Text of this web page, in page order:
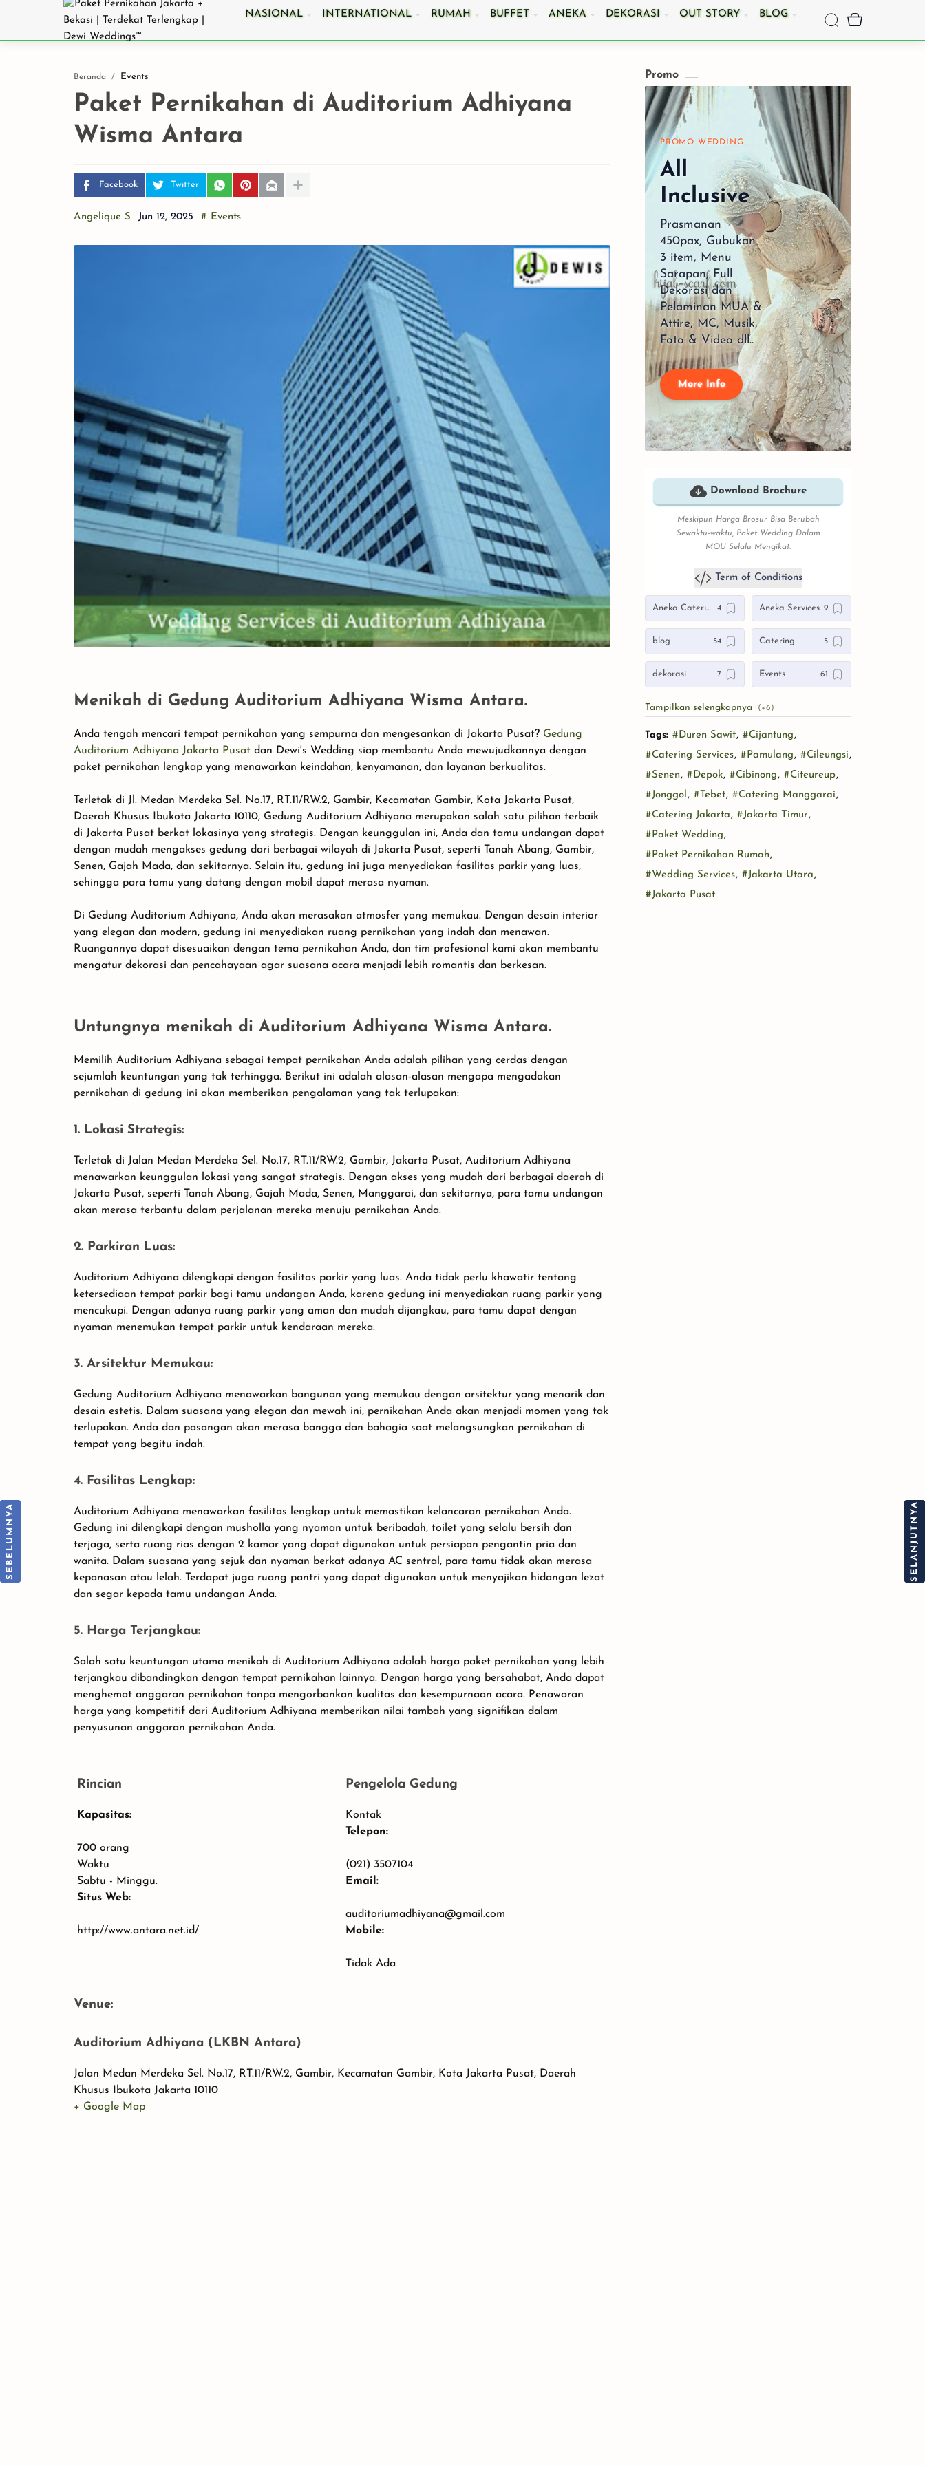
NASIONAL INTERNATIONAL RUMAH BUFFET ANEKA DEKORASI OUT STORY BLOG
7 Langkah Jitu Memilih
Pernikahan Terbaik
untuk Hari Bahagiamu
Romantic Wedding
Slideshow
Beranda Events
Paket Pernikahan di Auditorium Adhiyana
Wisma Antara
Facebook Twitter
Angelique S # Events
Menikah di Gedung Auditorium Adhiyana Wisma Antara.
Anda tengah mencari tempat pernikahan yang sempurna dan mengesankan di Jakarta Pusat? Gedung
Auditorium Adhiyana Jakarta Pusat dan Dewi's Wedding siap membantu Anda mewujudkannya dengan
paket pernikahan lengkap yang menawarkan keindahan, kenyamanan, dan layanan berkualitas.
Terletak di Jl. Medan Merdeka Sel. No.17, RT.11/RW.2, Gambir, Kecamatan Gambir, Kota Jakarta Pusat,
Daerah Khusus Ibukota Jakarta 10110, Gedung Auditorium Adhiyana merupakan salah satu pilihan terbaik
di Jakarta Pusat berkat lokasinya yang strategis. Dengan keunggulan ini, Anda dan tamu undangan dapat
dengan mudah mengakses gedung dari berbagai wilayah di Jakarta Pusat, seperti Tanah Abang, Gambir,
Senen, Gajah Mada, dan sekitarnya. Selain itu, gedung ini juga menyediakan fasilitas parkir yang luas,
sehingga para tamu yang datang dengan mobil dapat merasa nyaman.
Di Gedung Auditorium Adhiyana, Anda akan merasakan atmosfer yang memukau. Dengan desain interior
yang elegan dan modern, gedung ini menyediakan ruang pernikahan yang indah dan menawan.
Ruangannya dapat disesuaikan dengan tema pernikahan Anda, dan tim profesional kami akan membantu
mengatur dekorasi dan pencahayaan agar suasana acara menjadi lebih romantis dan berkesan.
Untungnya menikah di Auditorium Adhiyana Wisma Antara.
Memilih Auditorium Adhiyana sebagai tempat pernikahan Anda adalah pilihan yang cerdas dengan
sejumlah keuntungan yang tak terhingga. Berikut ini adalah alasan-alasan mengapa mengadakan
pernikahan di gedung ini akan memberikan pengalaman yang tak terlupakan:
1. Lokasi Strategis:
Terletak di Jalan Medan Merdeka Sel. No.17, RT.11/RW.2, Gambir, Jakarta Pusat, Auditorium Adhiyana
menawarkan keunggulan lokasi yang sangat strategis. Dengan akses yang mudah dari berbagai daerah di
Jakarta Pusat, seperti Tanah Abang, Gajah Mada, Senen, Manggarai, dan sekitarnya, para tamu undangan
akan merasa terbantu dalam perjalanan mereka menuju pernikahan Anda.
2. Parkiran Luas:
Auditorium Adhiyana dilengkapi dengan fasilitas parkir yang luas. Anda tidak perlu khawatir tentang
ketersediaan tempat parkir bagi tamu undangan Anda, karena gedung ini menyediakan ruang parkir yang
mencukupi. Dengan adanya ruang parkir yang aman dan mudah dijangkau, para tamu dapat dengan
nyaman menemukan tempat parkir untuk kendaraan mereka.
3. Arsitektur Memukau:
Gedung Auditorium Adhiyana menawarkan bangunan yang memukau dengan arsitektur yang menarik dan
desain estetis. Dalam suasana yang elegan dan mewah ini, pernikahan Anda akan menjadi momen yang tak
terlupakan. Anda dan pasangan akan merasa bangga dan bahagia saat melangsungkan pernikahan di
tempat yang begitu indah.
4. Fasilitas Lengkap:
Auditorium Adhiyana menawarkan fasilitas lengkap untuk memastikan kelancaran pernikahan Anda.
Gedung ini dilengkapi dengan musholla yang nyaman untuk beribadah, toilet yang selalu bersih dan
terjaga, serta ruang rias dengan 2 kamar yang dapat digunakan untuk persiapan pengantin pria dan
wanita. Dalam suasana yang sejuk dan nyaman berkat adanya AC sentral, para tamu tidak akan merasa
kepanasan atau lelah. Terdapat juga ruang pantri yang dapat digunakan untuk menyajikan hidangan lezat
dan segar kepada tamu undangan Anda.
5. Harga Terjangkau:
Salah satu keuntungan utama menikah di Auditorium Adhiyana adalah harga paket pernikahan yang lebih
terjangkau dibandingkan dengan tempat pernikahan lainnya. Dengan harga yang bersahabat, Anda dapat
menghemat anggaran pernikahan tanpa mengorbankan kualitas dan kesempurnaan acara. Penawaran
harga yang kompetitif dari Auditorium Adhiyana memberikan nilai tambah yang signifikan dalam
penyusunan anggaran pernikahan Anda.
Rincian
Kapasitas:
700 orang
Waktu
Sabtu - Minggu.
Situs Web:
http://www.antara.net.id/
Pengelola Gedung
Kontak
Telepon:
(021) 3507104
Email:
auditoriumadhiyana@gmail.com
Mobile:
Tidak Ada
Venue:
Auditorium Adhiyana (LKBN Antara)
Jalan Medan Merdeka Sel. No.17, RT.11/RW.2, Gambir, Kecamatan Gambir, Kota Jakarta Pusat, Daerah
Khusus Ibukota Jakarta 10110
+ Google Map
Paket Pernikahan di Gedung
Aneka Bhakti II Depsos Bekasi
Timur
Promo
PROMO WEDDING
All
Inclusive
Prasmanan
450pax, Gubukan
3 item, Menu
Sarapan, Full
Dekorasi dan
Pelaminan MUA &
Attire, MC, Musik,
Foto & Video dll..
More Info
Download Brochure
Meskipun Harga Brosur Bisa Berubah
Sewaktu-waktu, Paket Wedding Dalam
MOU Selalu Mengikat.
Term of Conditions
Aneka Catering Aneka Services
blog Catering
dekorasi Events
gedung Internasional
Products Rumah
services WO
Tags: #Duren Sawit, #Cijantung,
#Catering Services, #Pamulang, #Cileungsi,
#Senen, #Depok, #Cibinong, #Citeureup,
#Jonggol, #Tebet, #Catering Manggarai,
#Catering Jakarta, #Jakarta Timur,
#Paket Wedding,
#Paket Pernikahan Rumah,
#Wedding Services, #Jakarta Utara,
#Jakarta Pusat